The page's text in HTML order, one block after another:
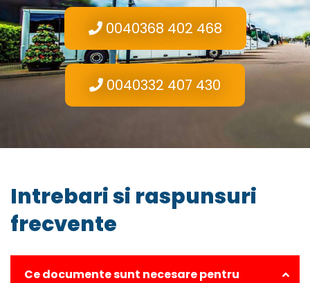
0040368 402 468
0040332 407 430
Intrebari si raspunsuri
frecvente
Ce documente sunt necesare pentru